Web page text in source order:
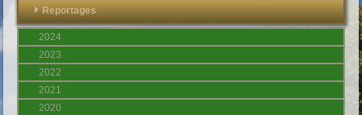
Reportages
2024
2023
2022
2021
2020